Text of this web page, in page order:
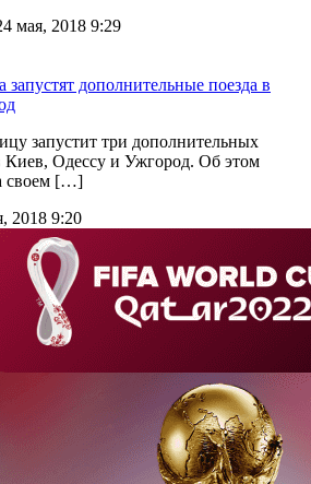
мая, 2018 9:29
дополнительные поезда в
запустит три дополнительных
Киев, Одессу и Ужгород. Об этом
своем […]
2018 9:20